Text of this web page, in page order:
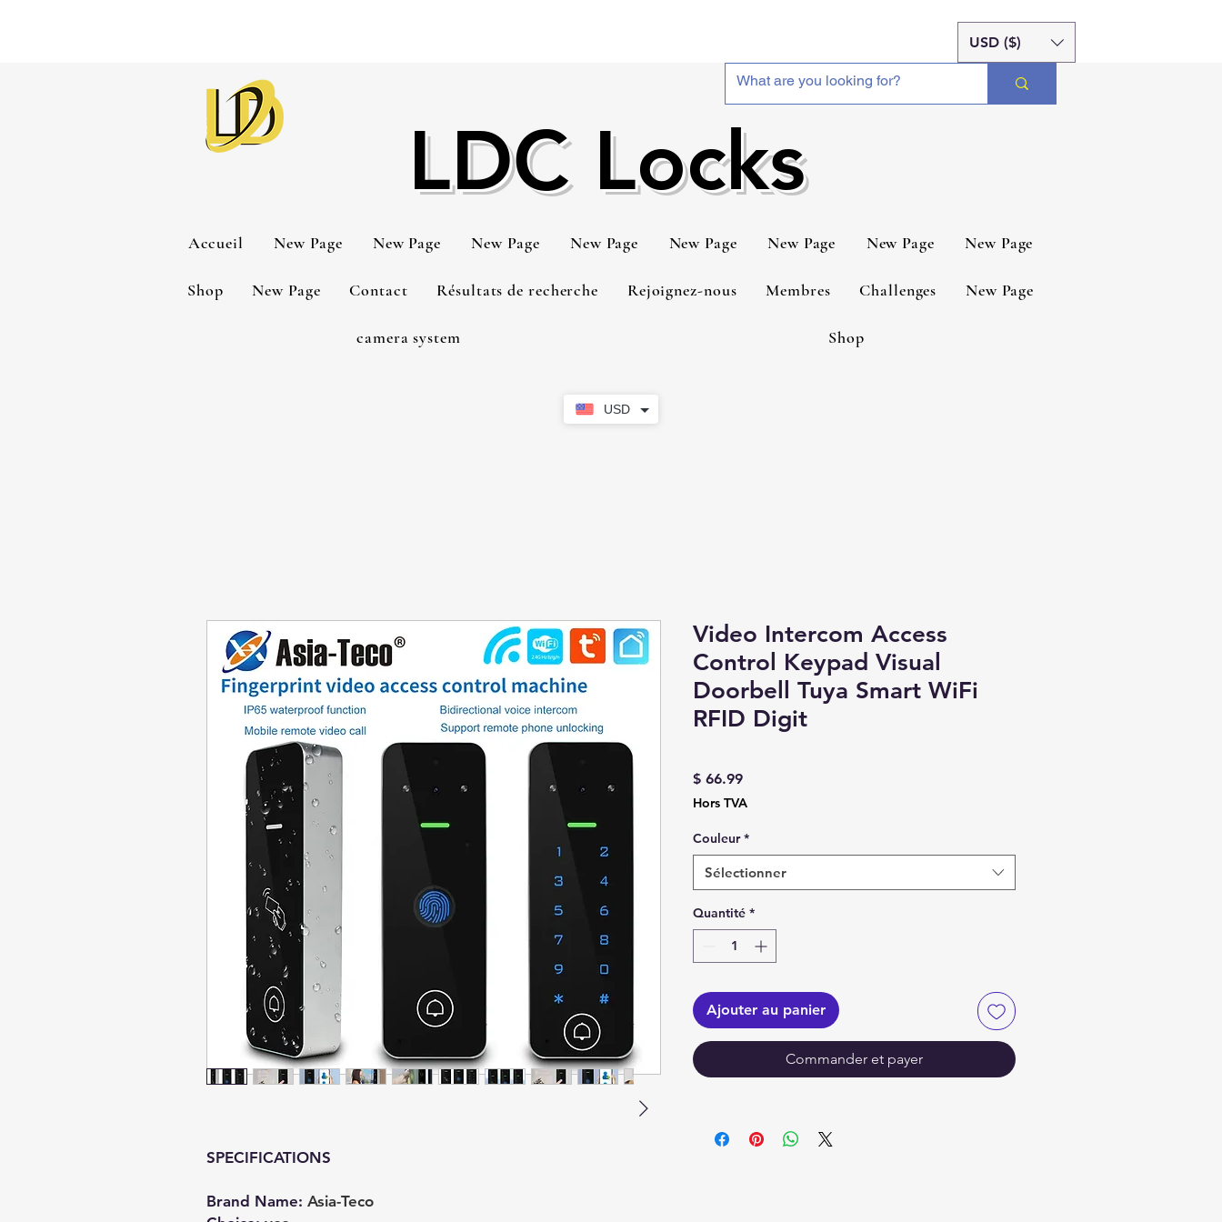
USD
USD ($)
LDC Locks
Accueil New Page New Page New Page New Page New Page New Page New Page New Page
Shop New Page Contact Résultats de recherche Rejoignez-nous Membres Challenges New Page
camera system Shop
SPECIFICATIONS
Brand Name: Asia-Teco
Video Intercom Access
Control Keypad Visual
Doorbell Tuya Smart WiFi
RFID Digit
$ 66.99Prix
Hors TVA
Couleur *
Sélectionner
Quantité *
Ajouter au panier
Commander et payer